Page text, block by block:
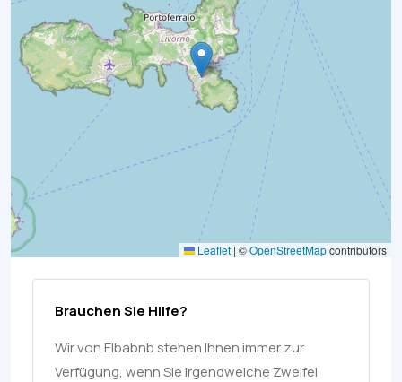
Leaflet | ©OpenStreetMapcontributors
Brauchen Sie Hilfe?
Wir von Elbabnb stehen Ihnen immer zur
Verfügung, wenn Sie irgendwelche Zweifel